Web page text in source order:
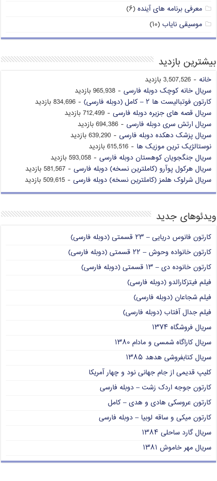
معرفی برنامه های آینده (۶)
موسیقی نایاب (۱۰)
بیشترین بازدید
خانه - 3,507,526 بازدید
سریال خانه کوچک دوبله فارسی - 965,938 بازدید
کارتون فوتبالیست ها ۲ – کامل (دوبله فارسی)
- 834,696 بازدید
سریال قصه های جزیره دوبله فارسی - 712,499 بازدید
سریال ارتش سری دوبله فارسی - 694,386 بازدید
سریال پزشک دهکده دوبله فارسی - 639,290 بازدید
نوستالژیک ترین موزیک ها - 615,516 بازدید
سریال جنگجویان کوهستان دوبله فارسی - 593,058 بازدید
سریال هرکول پوآرو (کاملترین نسخه) دوبله فارسی - 581,567 بازدید
سریال شرلوک هلمز (کاملترین نسخه) دوبله فارسی - 509,615 بازدید
ویدئوهای جدید
کارتون فانوس دریایی – ۲۳ قسمتی (دوبله فارسی)
کارتون خانواده وحوش – ۲۲ قسمتی (دوبله فارسی)
کارتون خانوده دی – ۱۳ قسمتی (دوبله فارسی)
فیلم فیتزکارالدو (دوبله فارسی)
فیلم شجاعان (دوبله فارسی)
فیلم جدال آفتاب (دوبله فارسی)
سریال فروشگاه ۱۳۷۴
سریال کاراگاه شمسی و مادام ۱۳۸۰
سریال کتابفروشی هدهد ۱۳۸۵
کلیپ قدیمی از جام جهانی نود و چهار آمریکا
کارتون جوجه اردک زشت – دوبله فارسی
کارتون عروسکی هادی و هدی – کامل
کارتون میکی و ساقه لوبیا – دوبله فارسی
سریال گارد ساحلی ۱۳۸۴
سریال مهر خاموش ۱۳۸۱